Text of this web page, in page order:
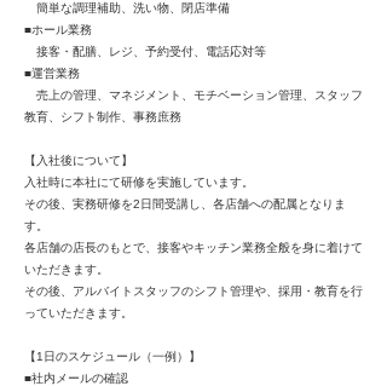
簡単な調理補助、洗い物、閉店準備
■ホール業務
接客・配膳、レジ、予約受付、電話応対等
■運営業務
売上の管理、マネジメント、モチベーション管理、スタッフ
教育、シフト制作、事務庶務
【入社後について】
入社時に本社にて研修を実施しています。
その後、実務研修を2日間受講し、各店舗への配属となりま
す。
各店舗の店長のもとで、接客やキッチン業務全般を身に着けて
いただきます。
その後、アルバイトスタッフのシフト管理や、採用・教育を行
っていただきます。
【1日のスケジュール（一例）】
■社内メールの確認